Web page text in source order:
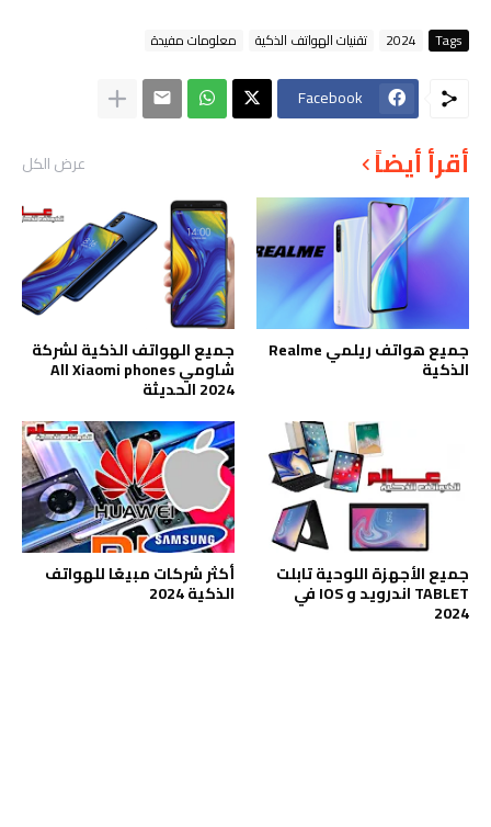
Tags
2024 تقنيات الهواتف الذكية معلومات مفيدة
Facebook
أقرأ أيضاً عرض الكل
جميع هواتف ريلمي Realme
الذكية
جميع الهواتف الذكية لشركة
شاومي All Xiaomi phones
2024 الحديثة
جميع الأجهزة اللوحية تابلت
TABLET اندرويد و IOS في
2024
أكثر شركات مبيعًا للهواتف
الذكية 2024